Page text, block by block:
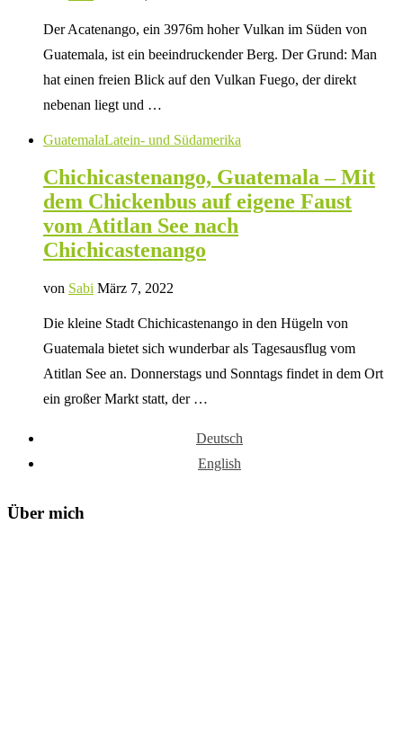
Der Acatenango, ein 3976m hoher Vulkan im Süden von
Guatemala, ist ein beeindruckender Berg. Der Grund: Man
hat einen freien Blick auf den Vulkan Fuego, der direkt
nebenan liegt und …
GuatemalaLatein- und Südamerika
Chichicastenango, Guatemala – Mit
dem Chickenbus auf eigene Faust
vom Atitlan See nach
Chichicastenango
von Sabi März 7, 2022
Die kleine Stadt Chichicastenango in den Hügeln von
Guatemala bietet sich wunderbar als Tagesausflug vom
Atitlan See an. Donnerstags und Sonntags findet in dem Ort
ein großer Markt statt, der …
Deutsch
English
Über mich